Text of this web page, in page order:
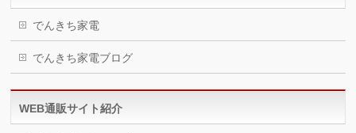
でんきち家電
でんきち家電ブログ
WEB通販サイト紹介